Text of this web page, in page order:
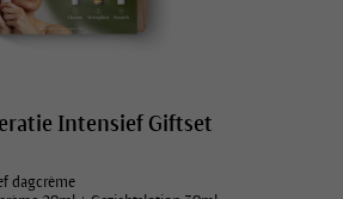
Intensief Giftset
dagcrème